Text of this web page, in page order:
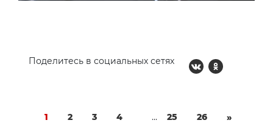
Поделитесь в социальных сетях
1 2 3 4 ... 25 26 »